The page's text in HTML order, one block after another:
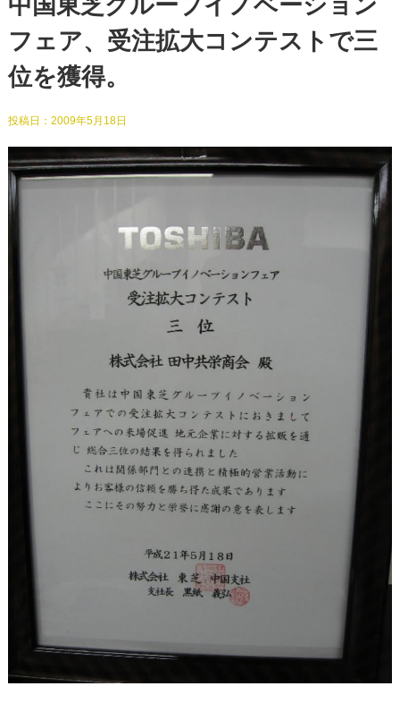
中国東芝グループイノベーション
フェア、受注拡大コンテストで三
位を獲得。
投稿日： 2009年5月18日